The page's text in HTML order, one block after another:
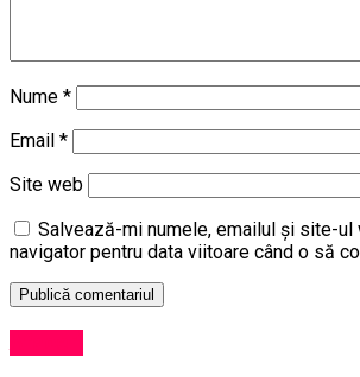
Nume *
Email *
Site web
Salvează-mi numele, emailul și site-ul
navigator pentru data viitoare când o să